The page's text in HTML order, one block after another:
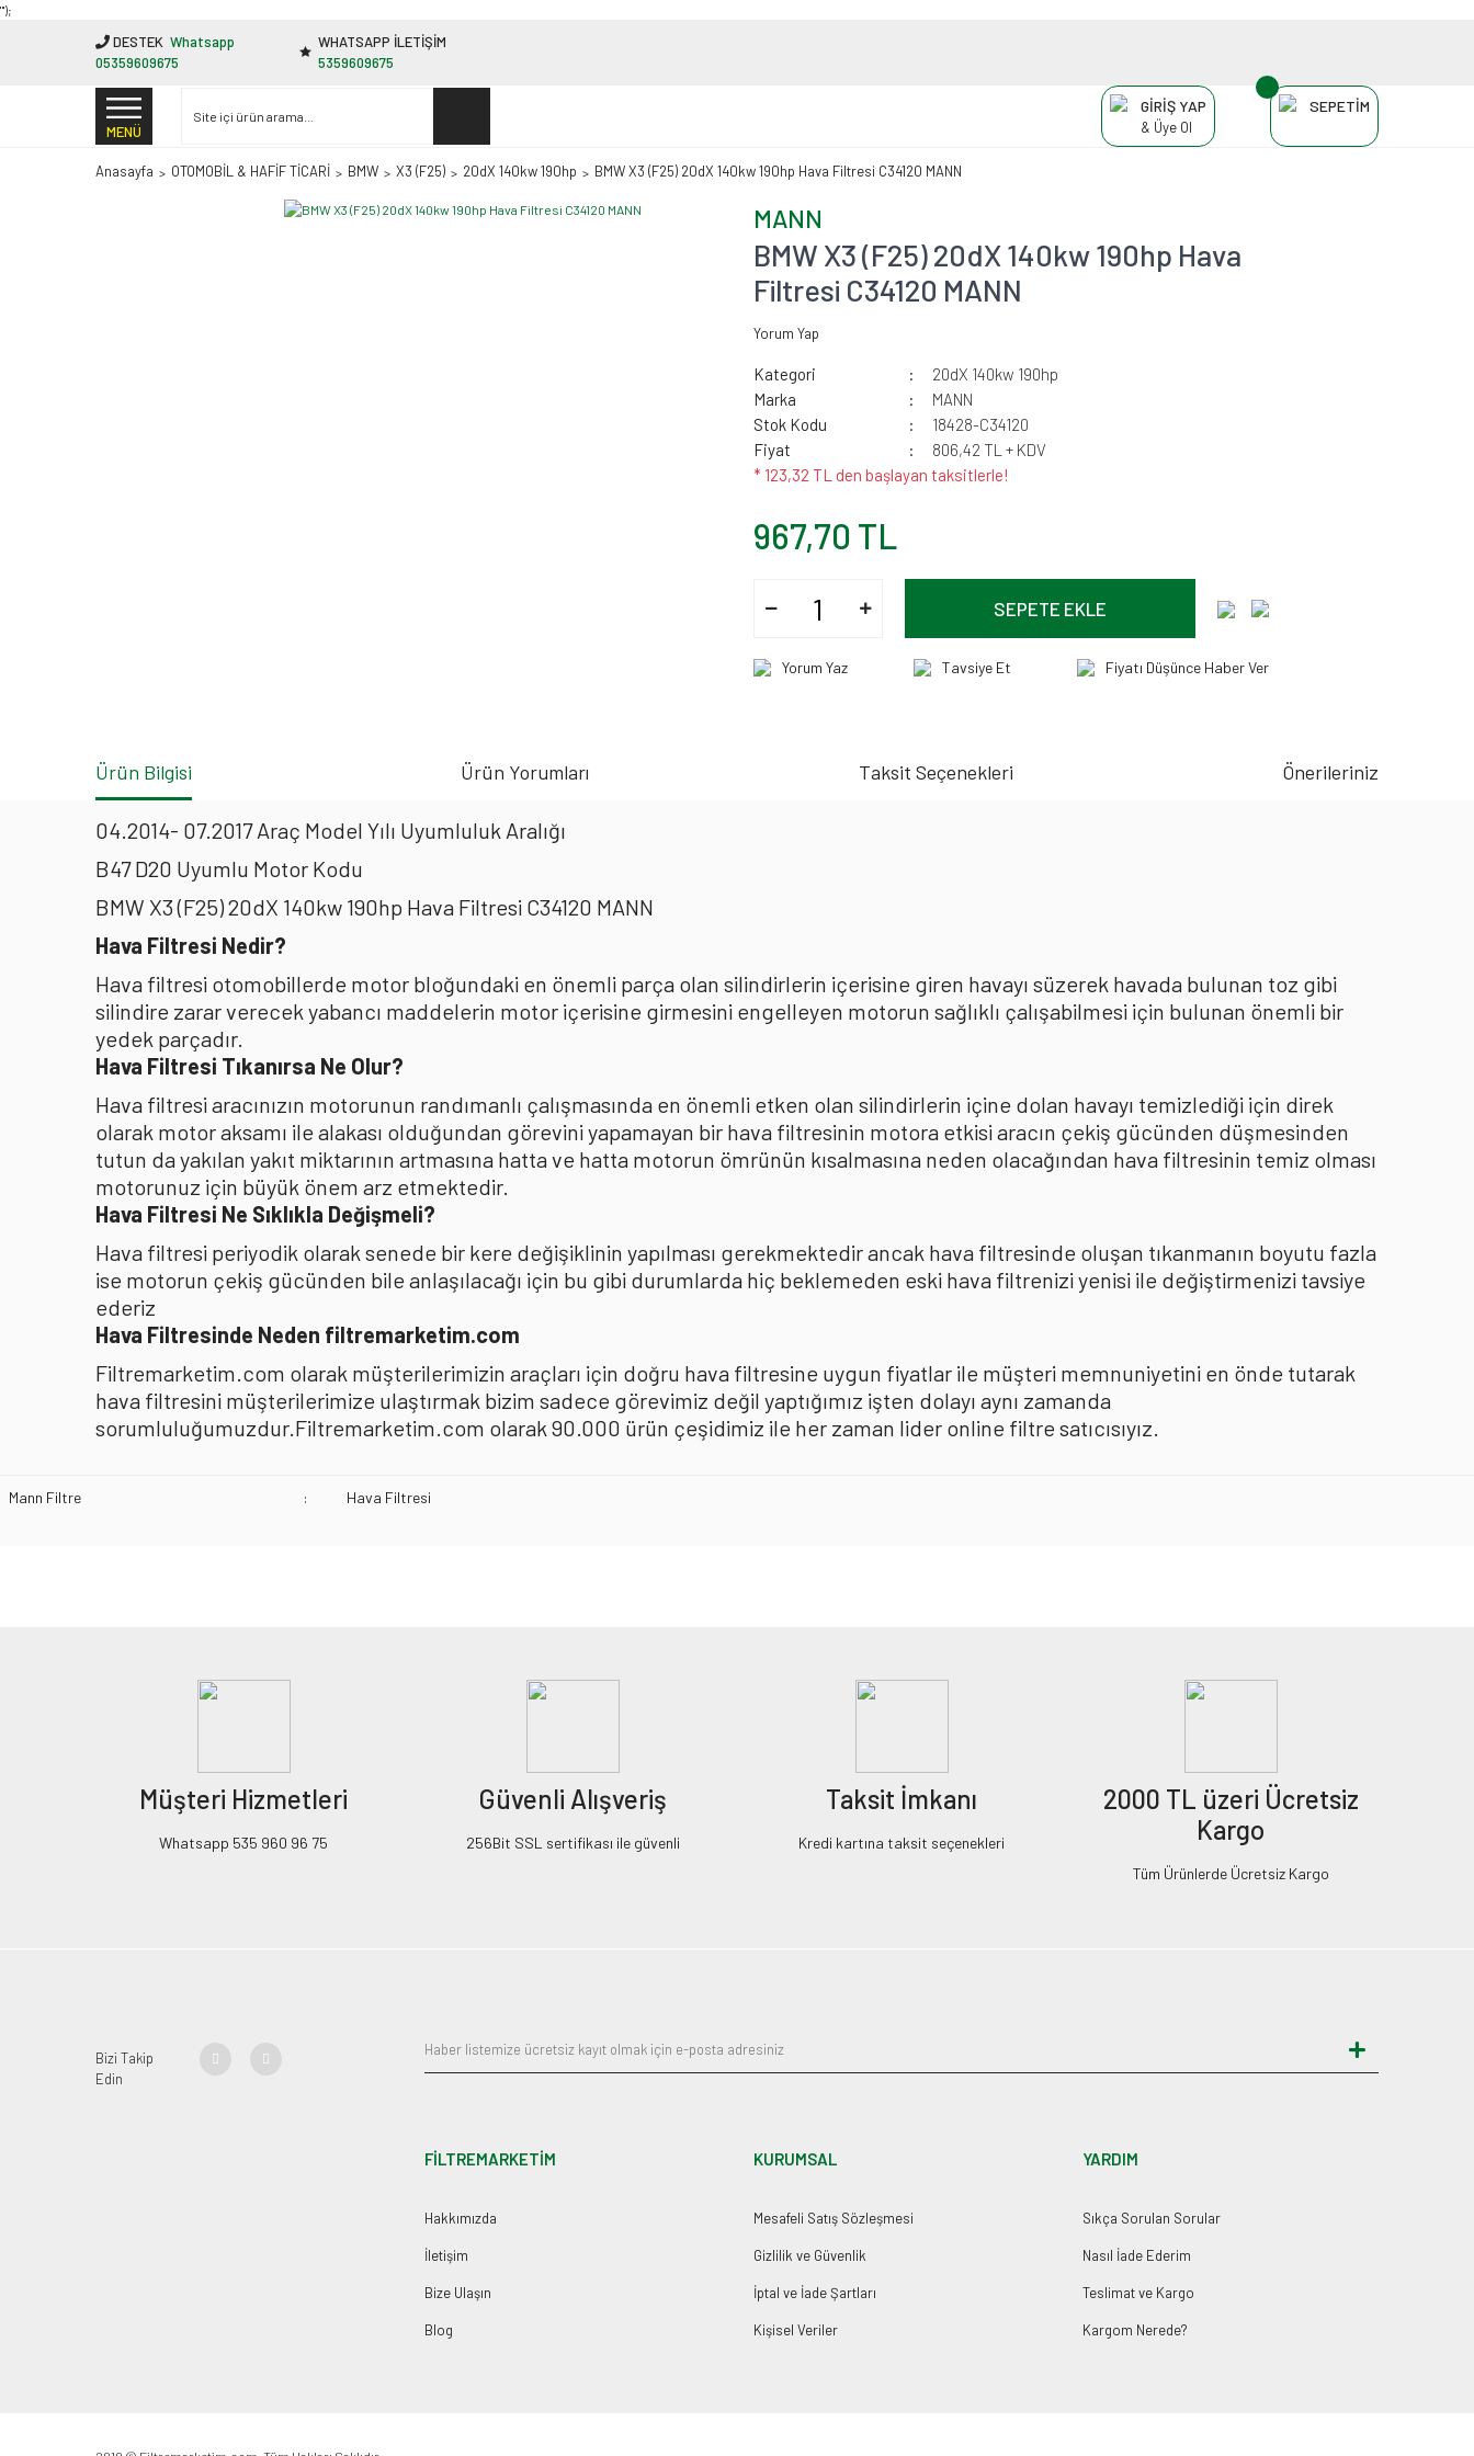
"');
DESTEK Whatsapp
05359609675
WHATSAPP İLETİŞİM
5359609675
MENÜ
GİRİŞ YAP
& Üye Ol
SEPETİM
Anasayfa OTOMOBİL & HAFİF TİCARİ BMW X3 (F25) 20dX 140kw 190hp BMW X3 (F25) 20dX 140kw 190hp Hava Filtresi C34120 MANN
MANN
BMW X3 (F25) 20dX 140kw 190hp Hava
Filtresi C34120 MANN
Yorum Yap
Kategori
20dX 140kw 190hp
Marka
MANN
Stok Kodu
18428-C34120
Fiyat
806,42 TL + KDV
* 123,32 TL den başlayan taksitlerle!
967,70 TL
SEPETE EKLE
Yorum Yaz Tavsiye Et Fiyatı Düşünce Haber Ver
Ürün Bilgisi Ürün Yorumları Taksit Seçenekleri Önerileriniz
04.2014- 07.2017 Araç Model Yılı Uyumluluk Aralığı
B47 D20 Uyumlu Motor Kodu
BMW X3 (F25) 20dX 140kw 190hp Hava Filtresi C34120 MANN
Hava Filtresi Nedir?
Hava filtresi otomobillerde motor bloğundaki en önemli parça olan silindirlerin içerisine giren havayı süzerek havada bulunan toz gibi
silindire zarar verecek yabancı maddelerin motor içerisine girmesini engelleyen motorun sağlıklı çalışabilmesi için bulunan önemli bir
yedek parçadır.
Hava Filtresi Tıkanırsa Ne Olur?
Hava filtresi aracınızın motorunun randımanlı çalışmasında en önemli etken olan silindirlerin içine dolan havayı temizlediği için direk
olarak motor aksamı ile alakası olduğundan görevini yapamayan bir hava filtresinin motora etkisi aracın çekiş gücünden düşmesinden
tutun da yakılan yakıt miktarının artmasına hatta ve hatta motorun ömrünün kısalmasına neden olacağından hava filtresinin temiz olması
motorunuz için büyük önem arz etmektedir.
Hava Filtresi Ne Sıklıkla Değişmeli?
Hava filtresi periyodik olarak senede bir kere değişiklinin yapılması gerekmektedir ancak hava filtresinde oluşan tıkanmanın boyutu fazla
ise motorun çekiş gücünden bile anlaşılacağı için bu gibi durumlarda hiç beklemeden eski hava filtrenizi yenisi ile değiştirmenizi tavsiye
ederiz
Hava Filtresinde Neden filtremarketim.com
Filtremarketim.com olarak müşterilerimizin araçları için doğru hava filtresine uygun fiyatlar ile müşteri memnuniyetini en önde tutarak
hava filtresini müşterilerimize ulaştırmak bizim sadece görevimiz değil yaptığımız işten dolayı aynı zamanda
sorumluluğumuzdur.Filtremarketim.com olarak 90.000 ürün çeşidimiz ile her zaman lider online filtre satıcısıyız.
Mann Filtre : Hava Filtresi
Müşteri Hizmetleri
Whatsapp 535 960 96 75
Güvenli Alışveriş
256Bit SSL sertifikası ile güvenli
Taksit İmkanı
Kredi kartına taksit seçenekleri
2000 TL üzeri Ücretsiz
Kargo
Tüm Ürünlerde Ücretsiz Kargo
Bizi Takip
Edin
FİLTREMARKETİM
Hakkımızda
İletişim
Bize Ulaşın
Blog
KURUMSAL
Mesafeli Satış Sözleşmesi
Gizlilik ve Güvenlik
İptal ve İade Şartları
Kişisel Veriler
YARDIM
Sıkça Sorulan Sorular
Nasıl İade Ederim
Teslimat ve Kargo
Kargom Nerede?